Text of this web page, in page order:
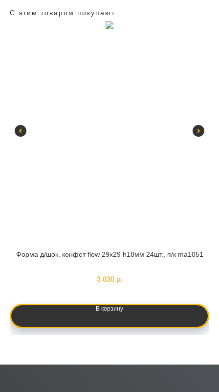
С этим товаром покупают
Форма д/шок. конфет flow 29x29 h18мм 24шт., п/к ma1051
3 030 р.
В корзину